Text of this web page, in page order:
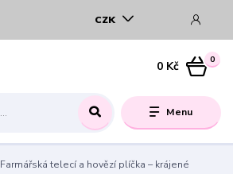
Menu
CZK
0
0 Kč
Farmářská telecí a hovězí plíčka – krájené